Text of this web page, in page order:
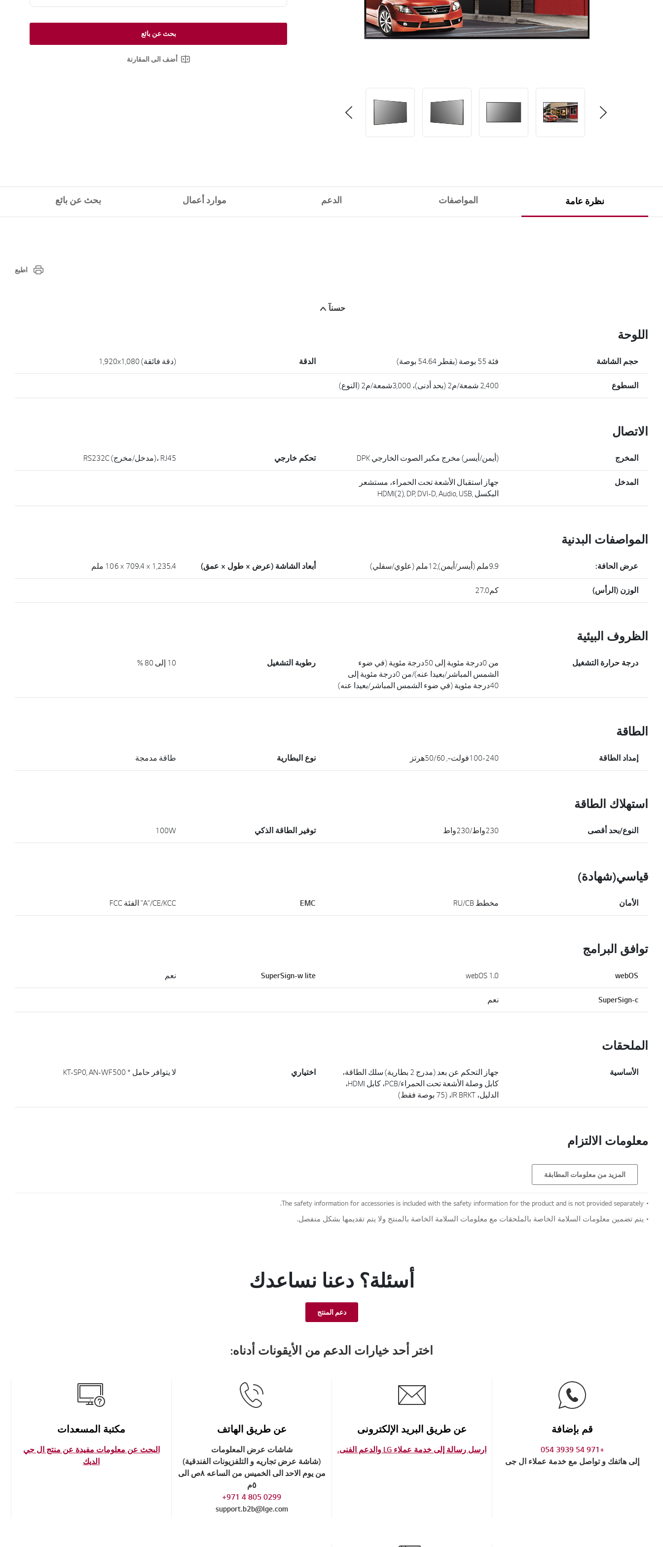
بحث عن بائع
أضف الى المقارنة
نظرة عامة المواصفات الدعم موارد أعمال بحث عن بائع
اطبع
حسنآ
اللوحة
حجم الشاشة فئة 55 بوصة (بقطر 54.64 بوصة) الدقة (دقة فائقة) 1,920x1,080
السطوع 2,400 شمعة/م2 (بحد أدنى)، 3,000شمعة/م2 (النوع)
الاتصال
المخرج (أيمن/أيسر) مخرج مكبر الصوت الخارجي DPK تحكم خارجي RJ45 ،(مدخل/مخرج) RS232C
المدخل
جهاز استقبال الأشعة تحت الحمراء، مستشعر
البكسل ,HDMI(2), DP, DVI-D, Audio, USB
المواصفات البدنية
عرض الحافة: 9.9ملم (أيسر/أيمن),12ملم (علوي/سفلي) أبعاد الشاشة (عرض × طول × عمق) 1,235.4 × 709.4 × 106 ملم
الوزن (الرأس) كم27.0
الظروف البيئية
درجة حرارة التشغيل
من 0درجة مئوية إلى 50درجة مئوية (في ضوء
الشمس المباشر/بعيدا عنه)/من 0درجة مئوية إلى
40درجة مئوية (في ضوء الشمس المباشر/بعيدا عنه)
رطوبة التشغيل 10 إلى 80 %
الطاقة
إمداد الطاقة 100-240فولت~, 50/60هرتز نوع البطارية طاقة مدمجة
استهلاك الطاقة
النوع/بحد أقصى 230واط/230واط توفير الطاقة الذكي 100W
قياسي(شهادة)
الأمان مخطط RU/CB EMC A"/CE/KCC" الفئة FCC
توافق البرامج
webOS
webOS 1.0
SuperSign-w lite نعم
SuperSign-c نعم
الملحقات
الأساسية
جهاز التحكم عن بعد (مدرج 2 بطارية) سلك الطاقة،
كابل وصلة الأشعة تحت الحمراء/PCB، كابل HDMI،
الدليل، IR BRKT، (75 بوصة فقط)
اختياري لا يتوافر حامل * KT-SP0, AN-WF500
معلومات الالتزام
المزيد من معلومات المطابقة
The safety information for accessories is included with the safety information for the product and is not provided separately.
يتم تضمين معلومات السلامة الخاصة بالملحقات مع معلومات السلامة الخاصة بالمنتج ولا يتم تقديمها بشكل منفصل.
أسئلة؟ دعنا نساعدك
دعم المنتج
اختر أحد خيارات الدعم من الأيقونات أدناه:
قم بإضافة
+971 54 3939 054
إلى هاتفك و تواصل مع خدمة عملاء ال جى
عن طريق البريد الإلكترونى
ارسل رسالة إلى خدمة عملاء LG والدعم الفنى.
عن طريق الهاتف
شاشات عرض المعلومات
(شاشة عرض تجاريه و التلفزيونات الفندقية)
من يوم الاحد الى الخميس من الساعه ٨ص الى
٥م
0299 805 4 971+
support.b2b@lge.com
مكتبة المسعدات
البحث عن معلومات مفيدة عن منتج ال جي
الديك